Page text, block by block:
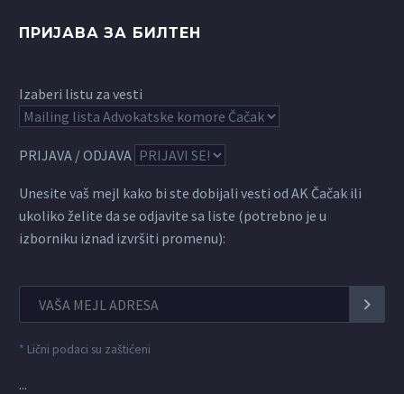
ПРИЈАВА ЗА БИЛТЕН
Izaberi listu za vesti
PRIJAVA / ODJAVA
Unesite vaš mejl kako bi ste dobijali vesti od AK Čačak ili
ukoliko želite da se odjavite sa liste (potrebno je u
izborniku iznad izvršiti promenu):
* Lični podaci su zaštićeni
...